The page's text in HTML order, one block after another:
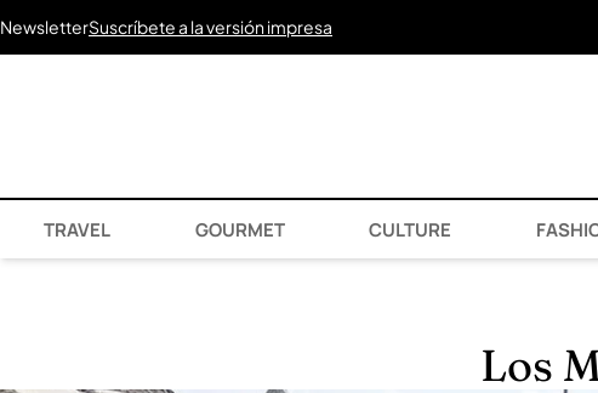
NewsletterSuscríbete a la versión impresa
TRAVEL GOURMET CULTURE
Los